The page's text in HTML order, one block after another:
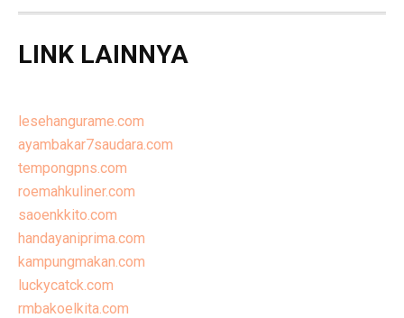
LINK LAINNYA
lesehangurame.com
ayambakar7saudara.com
tempongpns.com
roemahkuliner.com
saoenkkito.com
handayaniprima.com
kampungmakan.com
luckycatck.com
rmbakoelkita.com